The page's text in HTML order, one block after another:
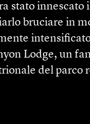
stato innescato
bruciare in
Lodge, un
del parco